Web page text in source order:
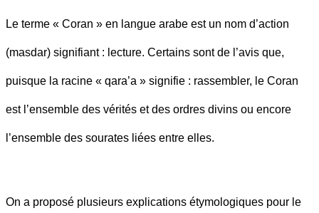
Le terme « Coran » en langue arabe est un nom d’action
(masdar) signifiant : lecture. Certains sont de l’avis que,
puisque la racine « qara’a » signifie : rassembler, le Coran
est l’ensemble des vérités et des ordres divins ou encore
l’ensemble des sourates liées entre elles.
On a proposé plusieurs explications étymologiques pour le